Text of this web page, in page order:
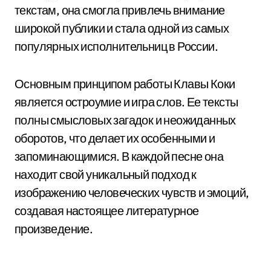
текстам, она смогла привлечь внимание
широкой публики и стала одной из самых
популярных исполнительниц в России.
Основным принципом работы Клавы Коки
является остроумие и игра слов. Ее тексты
полны смысловых загадок и неожиданных
оборотов, что делает их особенными и
запоминающимися. В каждой песне она
находит свой уникальный подход к
изображению человеческих чувств и эмоций,
создавая настоящее литературное
произведение.